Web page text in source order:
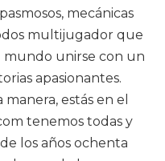
mecánicas
multijugador que
mundo unirse con un
apasionantes.
manera, estás en el
tenemos todas y
los años ochenta